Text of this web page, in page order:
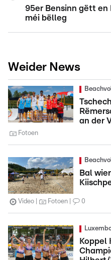
95er Bensinn gëtt en
méi bëlleg
Weider News
an der
Fotoen
Bal
Video Fotoen 0
Koppel